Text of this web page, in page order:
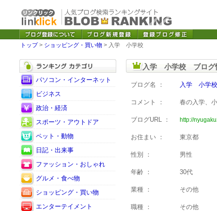
トップ> ショッピング・買い物 > 入学 小学校
パソコン・インターネット
ビジネス
政治・経済
スポーツ・アウトドア
ペット・動物
日記・出来事
ファッション・おしゃれ
グルメ・食べ物
ショッピング・買い物
エンターテイメント
入学 小学校 ブログ
ブログ名 ： 入学 小学校
コメント ： 春の入学、
ブログURL ： http://
お住まい ： 東京都
性別 ： 男性
年齢 ： 30代
業種 ： その他
職種 ： その他